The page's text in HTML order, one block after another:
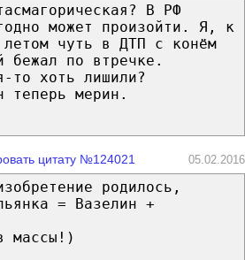
В РФ
может произойти. Я, к
летом чуть в ДТП с конём
бежал по втречке.
то хоть лишили?
мерин.
цитату №124021 05.02.2016
родилось,
= Вазелин +
массы!)